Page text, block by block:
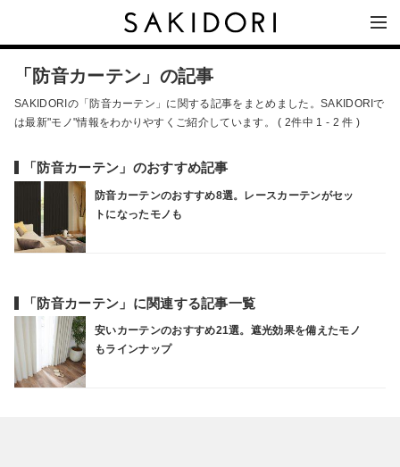
「防音カーテン」の記事
SAKIDORIの「防音カーテン」に関する記事をまとめました。SAKIDORIで
は最新"モノ"情報をわかりやすくご紹介しています。 ( 2件中 1 - 2 件 )
「防音カーテン」のおすすめ記事
防音カーテンのおすすめ8選。レースカーテンがセッ
トになったモノも
「防音カーテン」に関連する記事一覧
安いカーテンのおすすめ21選。遮光効果を備えたモノ
もラインナップ